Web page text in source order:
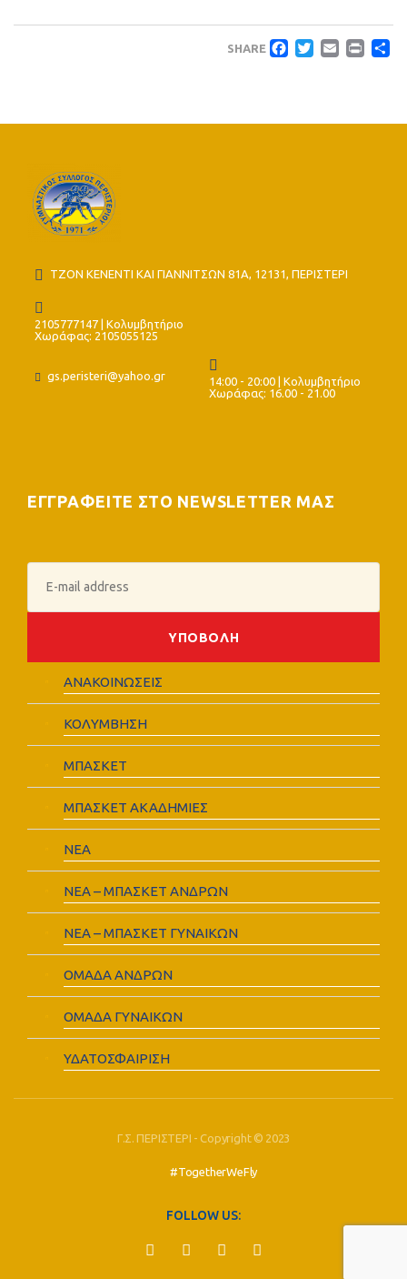
SHARE
ΤΖΟΝ ΚΕΝΕΝΤΙ ΚΑΙ ΓΙΑΝΝΙΤΣΩΝ 81Α, 12131, ΠΕΡΙΣΤΕΡΙ
2105777147 | Κολυμβητήριο
Χωράφας: 2105055125
gs.peristeri@yahoo.gr
14:00 - 20:00 | Κολυμβητήριο
Χωράφας: 16.00 - 21.00
ΕΓΓΡΑΦΕΙΤΕ ΣΤΟ NEWSLETTER ΜΑΣ
ΑΝΑΚΟΙΝΩΣΕΙΣ
ΚΟΛΥΜΒΗΣΗ
ΜΠΑΣΚΕΤ
ΜΠΑΣΚΕΤ ΑΚΑΔΗΜΙΕΣ
ΝΕΑ
ΝΕΑ – ΜΠΑΣΚΕΤ ΑΝΔΡΩΝ
ΝΕΑ – ΜΠΑΣΚΕΤ ΓΥΝΑΙΚΩΝ
ΟΜΑΔΑ ΑΝΔΡΩΝ
ΟΜΑΔΑ ΓΥΝΑΙΚΩΝ
ΥΔΑΤΟΣΦΑΙΡΙΣΗ
Γ.Σ. ΠΕΡΙΣΤΕΡΙ - Copyright © 2023
#TogetherWeFly
FOLLOW US: